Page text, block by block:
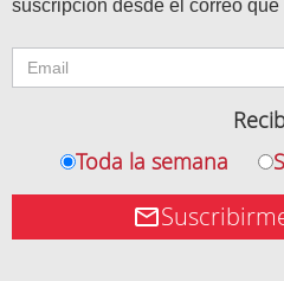
suscripción desde el correo
Toda la semana